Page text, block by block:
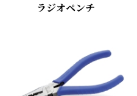
ラジオペンチ